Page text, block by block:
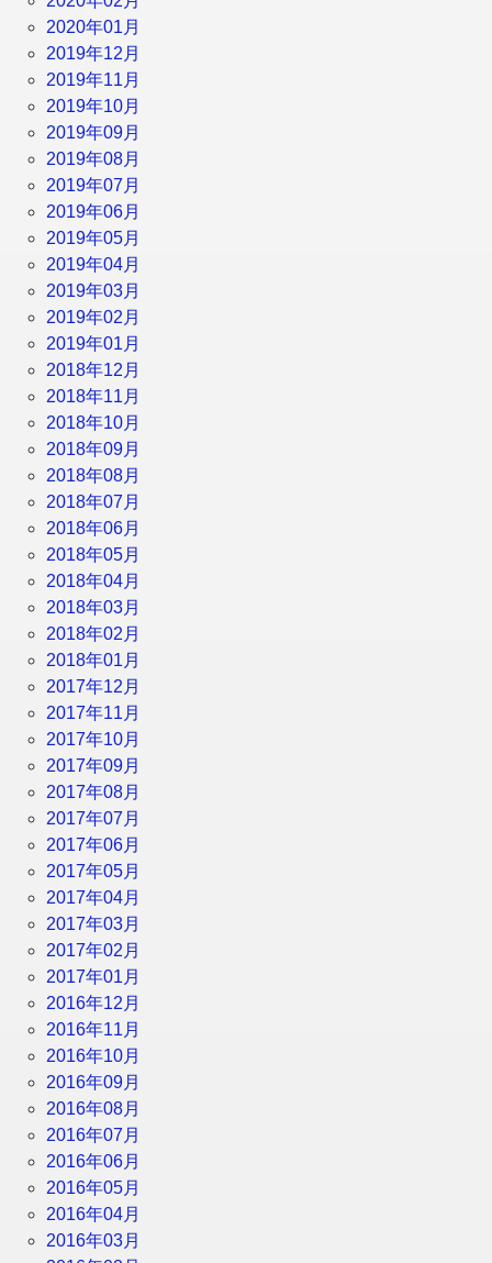
2020年01月
2019年12月
2019年11月
2019年10月
2019年09月
2019年08月
2019年07月
2019年06月
2019年05月
2019年04月
2019年03月
2019年02月
2019年01月
2018年12月
2018年11月
2018年10月
2018年09月
2018年08月
2018年07月
2018年06月
2018年05月
2018年04月
2018年03月
2018年02月
2018年01月
2017年12月
2017年11月
2017年10月
2017年09月
2017年08月
2017年07月
2017年06月
2017年05月
2017年04月
2017年03月
2017年02月
2017年01月
2016年12月
2016年11月
2016年10月
2016年09月
2016年08月
2016年07月
2016年06月
2016年05月
2016年04月
2016年03月